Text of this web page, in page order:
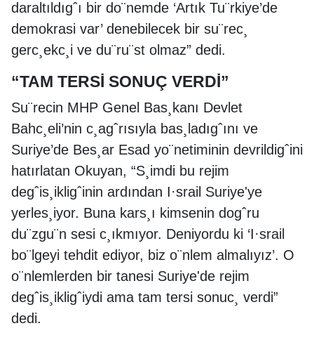
daraltıldıgˆı bir do¨nemde ‘Artık Tu¨rkiye’de
demokrasi var’ denebilecek bir su¨rec¸
gerc¸ekc¸i ve du¨ru¨st olmaz” dedi.
“TAM TERSİ SONUÇ VERDİ”
Su¨recin MHP Genel Bas¸kanı Devlet
Bahc¸eli’nin c¸agˆrısıyla bas¸ladıgˆını ve
Suriye’de Bes¸ar Esad yo¨netiminin devrildigˆini
hatırlatan Okuyan, “S¸imdi bu rejim
degˆis¸ikligˆinin ardından I·srail Suriye'ye
yerles¸iyor. Buna kars¸ı kimsenin dogˆru
du¨zgu¨n sesi c¸ıkmıyor. Deniyordu ki ‘I·srail
bo¨lgeyi tehdit ediyor, biz o¨nlem almalıyız’. O
o¨nlemlerden bir tanesi Suriye'de rejim
degˆis¸ikligˆiydi ama tam tersi sonuc¸ verdi”
dedi.